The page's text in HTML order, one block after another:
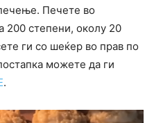
Печете во
200 степени, околу 20
ги со шеќер во прав по
можете да ги
.